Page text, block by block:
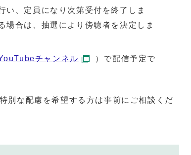
い、定員になり次第受付を終了しま
場合は、抽選により傍聴者を決定しま
チャンネル
）で配信予定で
別な配慮を希望する方は事前にご相談くだ